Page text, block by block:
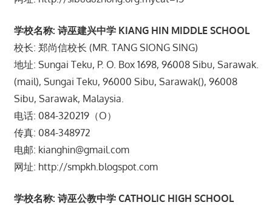
学校名称: 诗巫建兴中学 KIANG HIN MIDDLE SCHOOL
校长: 郑尚信校长 (MR. TANG SIONG SING)
地址: Sungai Teku, P. O. Box 1698, 96008 Sibu, Sarawak.
(mail), Sungai Teku, 96000 Sibu, Sarawak(), 96008
Sibu, Sarawak, Malaysia.
电话: 084-320219（O）
传真: 084-348972
电邮: kianghin@gmail.com
网址: http://smpkh.blogspot.com
学校名称: 诗巫公教中学 CATHOLIC HIGH SCHOOL